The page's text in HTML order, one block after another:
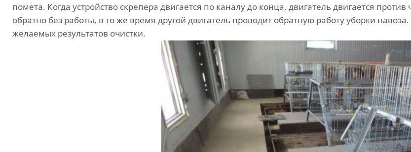
помета. Когда устройство скрепера двигается по каналу до конца, двигатель двигается
обратно без работы, в то же время другой двигатель проводит обратную работу уборки
желаемых результатов очистки.